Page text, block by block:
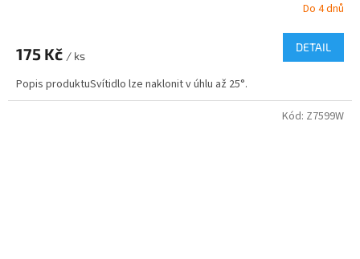
Do 4 dnů
175 Kč / ks
DETAIL
Popis produktuSvítidlo lze naklonit v úhlu až 25°.
Kód: Z7599W